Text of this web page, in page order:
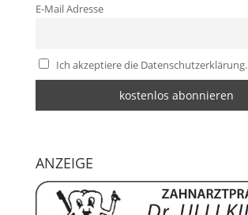
E-Mail Adresse
Ich akzeptiere die Datenschutzerklärung.
ANZEIGE